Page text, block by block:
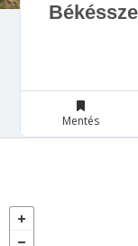
Mentés